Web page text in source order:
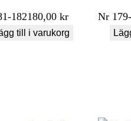
182180,00 kr
till i varukorg
Nr